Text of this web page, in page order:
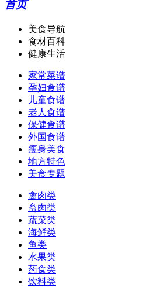
首页
美食导航
食材百科
健康生活
家常菜谱
孕妇食谱
儿童食谱
老人食谱
保健食谱
外国食谱
瘦身美食
地方特色
美食专题
禽肉类
畜肉类
蔬菜类
海鲜类
鱼类
水果类
药食类
饮料类